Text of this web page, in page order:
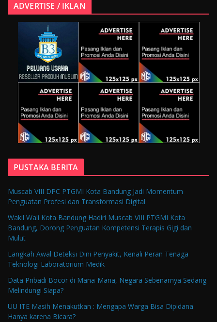
ADVERTISE / IKLAN
PUSTAKA BERITA
Muscab VIII DPC PTGMI Kota Bandung Jadi Momentum
Penguatan Profesi dan Transformasi Digital
Wakil Wali Kota Bandung Hadiri Muscab VIII PTGMI Kota
Bandung, Dorong Penguatan Kompetensi Terapis Gigi dan
Mulut
Langkah Awal Deteksi Dini Penyakit, Kenali Peran Tenaga
Teknologi Laboratorium Medik
Data Pribadi Bocor di Mana-Mana, Negara Sebenarnya Sedang
Melindungi Siapa?
UU ITE Masih Menakutkan : Mengapa Warga Bisa Dipidana
Hanya karena Bicara?